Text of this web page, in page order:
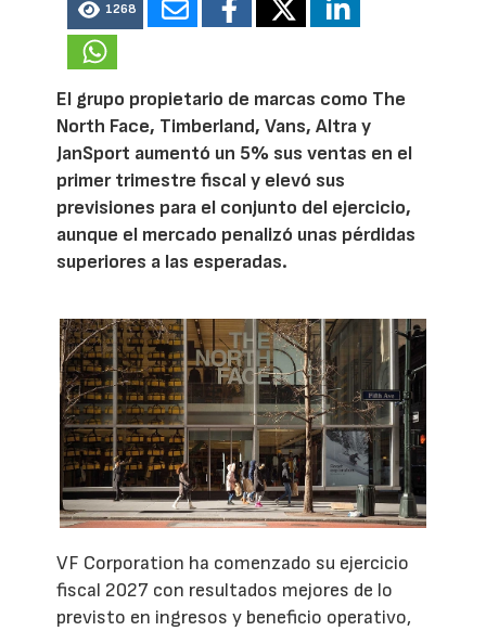
1268
El grupo propietario de marcas como The
North Face, Timberland, Vans, Altra y
JanSport aumentó un 5% sus ventas en el
primer trimestre fiscal y elevó sus
previsiones para el conjunto del ejercicio,
aunque el mercado penalizó unas pérdidas
superiores a las esperadas.
VF Corporation ha comenzado su ejercicio
fiscal 2027 con resultados mejores de lo
previsto en ingresos y beneficio operativo,